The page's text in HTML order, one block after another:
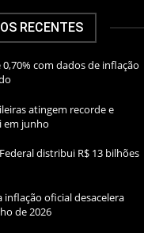
RECENTES
com dados de inflação
atingem recorde e
em junho
distribui R$ 13 bilhões
inflação oficial desacelera
de 2026